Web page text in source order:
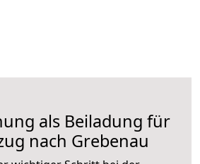
als Beiladung für
nach Grebenau